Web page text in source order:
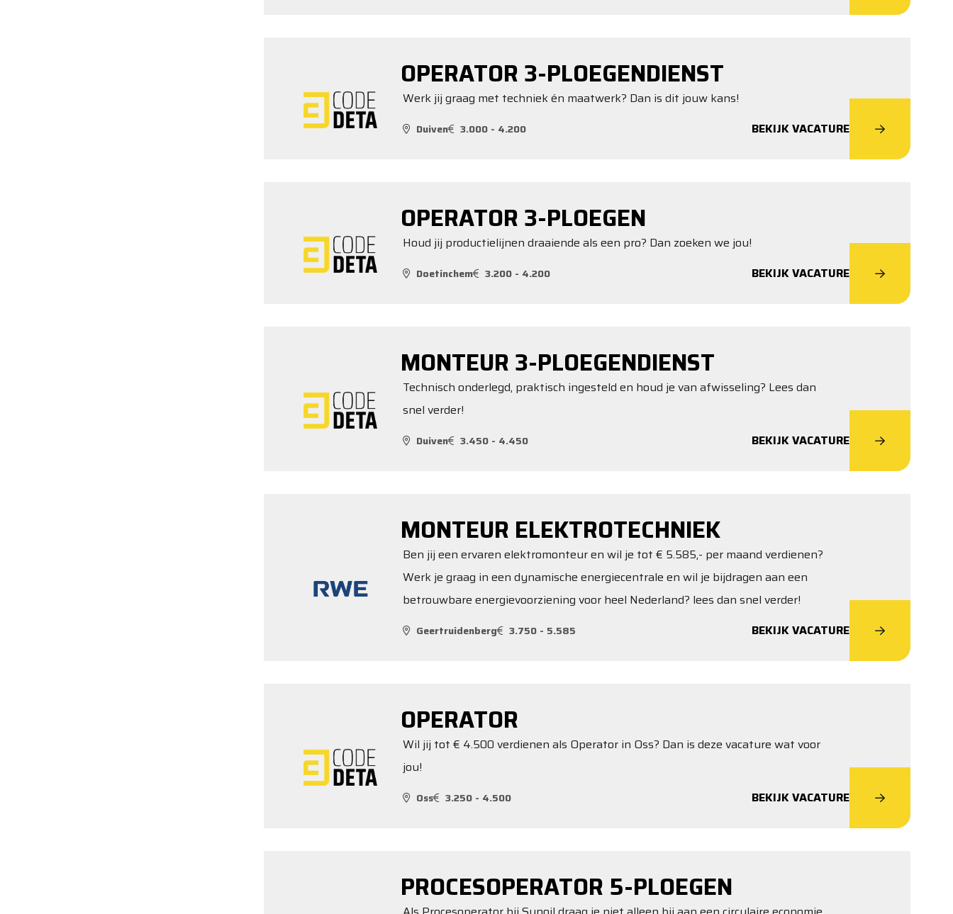
OPERATOR 3-PLOEGENDIENST
Werk jij graag met techniek én maatwerk? Dan is dit jouw kans!
Duiven 3.000 - 4.200 BEKIJK VACATURE
OPERATOR 3-PLOEGEN
Houd jij productielijnen draaiende als een pro? Dan zoeken we jou!
Doetinchem 3.200 - 4.200 BEKIJK VACATURE
MONTEUR 3-PLOEGENDIENST
Technisch onderlegd, praktisch ingesteld en houd je van afwisseling? Lees dan
snel verder!
Duiven 3.450 - 4.450 BEKIJK VACATURE
MONTEUR ELEKTROTECHNIEK
Ben jij een ervaren elektromonteur en wil je tot € 5.585,- per maand verdienen?
Werk je graag in een dynamische energiecentrale en wil je bijdragen aan een
betrouwbare energievoorziening voor heel Nederland? lees dan snel verder!
Geertruidenberg 3.750 - 5.585 BEKIJK VACATURE
OPERATOR
Wil jij tot € 4.500 verdienen als Operator in Oss? Dan is deze vacature wat voor
jou!
Oss 3.250 - 4.500 BEKIJK VACATURE
PROCESOPERATOR 5-PLOEGEN